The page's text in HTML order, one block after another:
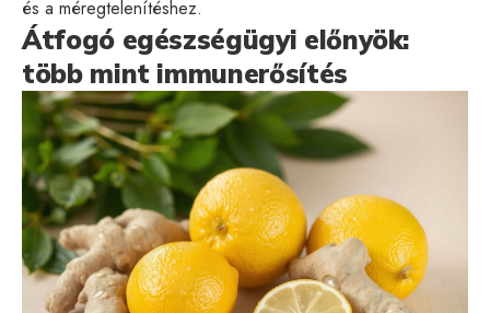
és a méregtelenítéshez.
Átfogó egészségügyi előnyök:
több mint immunerősítés